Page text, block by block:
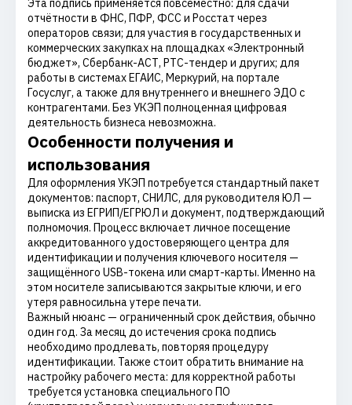
Эта подпись применяется повсеместно: для сдачи
отчётности в ФНС, ПФР, ФСС и Росстат через
операторов связи; для участия в государственных и
коммерческих закупках на площадках «Электронный
бюджет», Сбербанк-АСТ, РТС-тендер и других; для
работы в системах ЕГАИС, Меркурий, на портале
Госуслуг, а также для внутреннего и внешнего ЭДО с
контрагентами. Без УКЭП полноценная цифровая
деятельность бизнеса невозможна.
Особенности получения и
использования
Для оформления УКЭП потребуется стандартный пакет
документов: паспорт, СНИЛС, для руководителя ЮЛ —
выписка из ЕГРИП/ЕГРЮЛ и документ, подтверждающий
полномочия. Процесс включает личное посещение
аккредитованного удостоверяющего центра для
идентификации и получения ключевого носителя —
защищённого USB-токена или смарт-карты. Именно на
этом носителе записываются закрытые ключи, и его
утеря равносильна утере печати.
Важный нюанс — ограниченный срок действия, обычно
один год. За месяц до истечения срока подпись
необходимо продлевать, повторяя процедуру
идентификации. Также стоит обратить внимание на
настройку рабочего места: для корректной работы
требуется установка специального ПО